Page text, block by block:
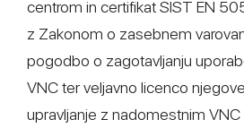
centrom in certifikat SIST EN
z Zakonom o zasebnem
pogodbo o zagotavljanju
VNC ter veljavno licenco
upravljanje z nadomestnim VNC